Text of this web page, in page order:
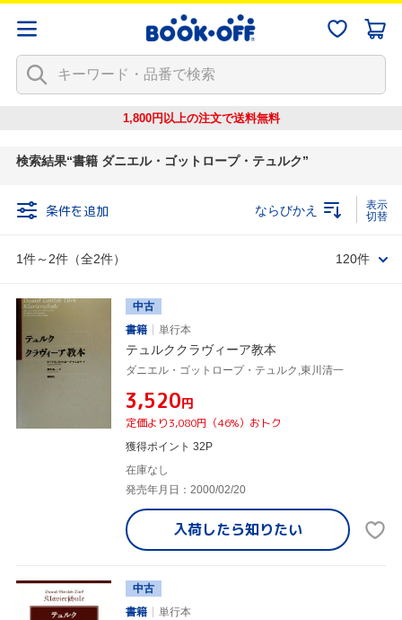
1,800円以上の注文で送料無料
検索結果 書籍 ダニエル・ゴットロープ・テュルク
条件を追加
1件～2件（全2件）
ならびかえ
120件
中古
書籍
単行本
テュルククラヴィーア教本
ダニエル・ゴットロープ・テュルク,東川清一
¥3,520円
定価より3,080円（46%）おトク
獲得ポイント 32P
在庫なし
発売年月日：2000/02/20
入荷したら知りたい
中古
書籍
単行本